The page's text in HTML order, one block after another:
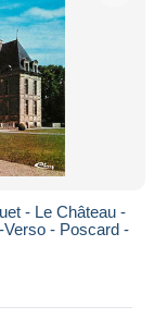
- Le Château -
- Poscard -